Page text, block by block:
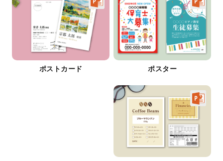
ポストカード ポスター